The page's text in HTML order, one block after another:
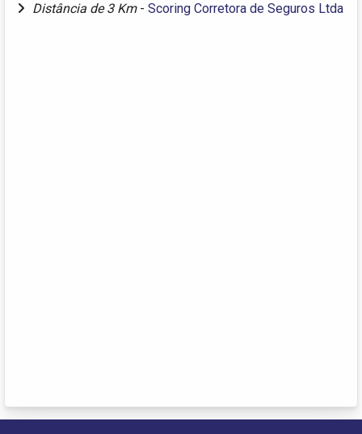
Distância de 3 Km - Scoring Corretora de Seguros Ltda